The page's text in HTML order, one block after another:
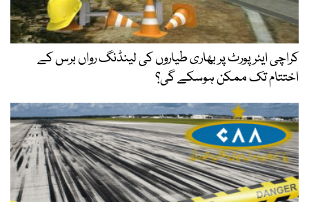
کراچی ایئرپورٹ پر بھاری طیاروں کی لینڈنگ رواں برس کے
اختتام تک ممکن ہوسکے گی؟